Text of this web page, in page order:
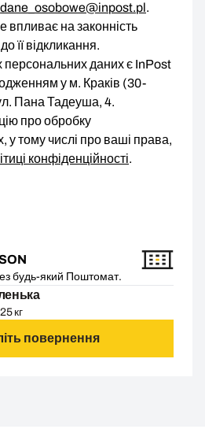
dane_osobowe@inpost.pl.
впливає на законність
її відкликання.
даних є InPost
у м. Краків (30-
Пана Тадеуша, 4.
про обробку
у тому числі про ваші права,
конфіденційності.
будь-який Поштомат.
кг
повернення